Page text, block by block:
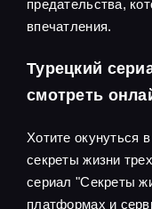
предательства,
впечатления.
Турецкий
смотреть
Хотите окунуться
секреты жизни
сериал "Секреты
платформах и